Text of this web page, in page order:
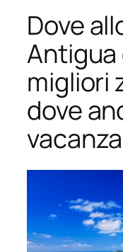
Dove
Antigua
migliori
dove
vacanza